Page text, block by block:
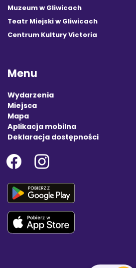
Muzeum w Gliwicach
Teatr Miejski w Gliwicach
Centrum Kultury Victoria
Menu
Wydarzenia
Miejsca
Mapa
Aplikacja mobilna
Deklaracja dostępności